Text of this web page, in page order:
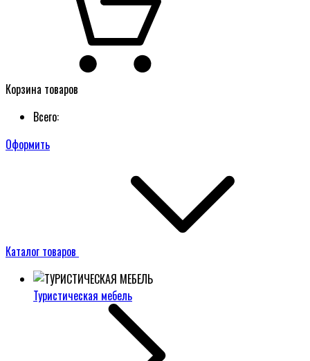
Корзина товаров
Всего:
Оформить
Каталог товаров
Туристическая мебель